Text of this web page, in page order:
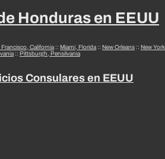
Honduras en EEUU
Francisco, California :: Miami, Florida :: New Orleans :: New
:: Pittsburgh, Pensilvania
Consulares en EEUU